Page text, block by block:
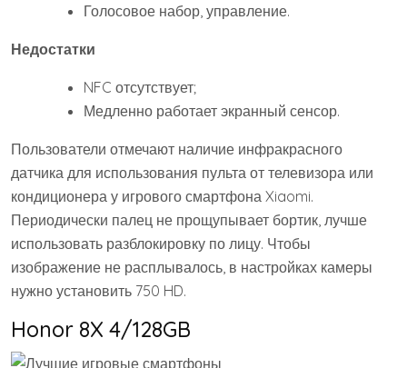
Голосовое набор, управление.
Недостатки
NFC отсутствует;
Медленно работает экранный сенсор.
Пользователи отмечают наличие инфракрасного
датчика для использования пульта от телевизора или
кондиционера у игрового смартфона Xiaomi.
Периодически палец не прощупывает бортик, лучше
использовать разблокировку по лицу. Чтобы
изображение не расплывалось, в настройках камеры
нужно установить 750 HD.
Honor 8X 4/128GB